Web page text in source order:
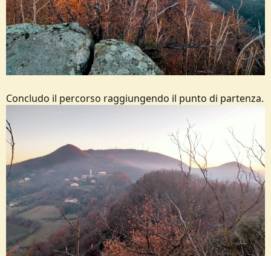
Concludo il percorso raggiungendo il punto di partenza.